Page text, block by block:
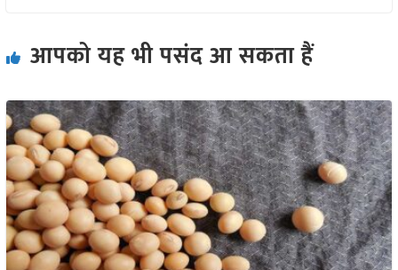
आपको यह भी पसंद आ सकता हैं